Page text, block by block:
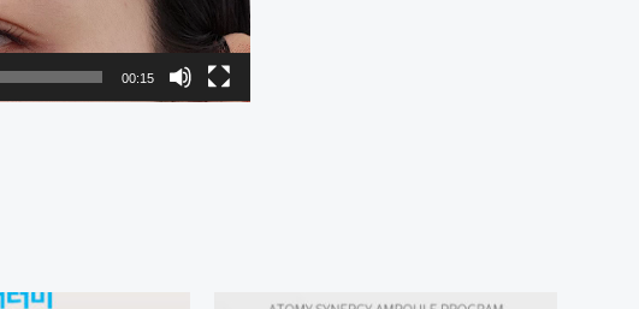
00:15